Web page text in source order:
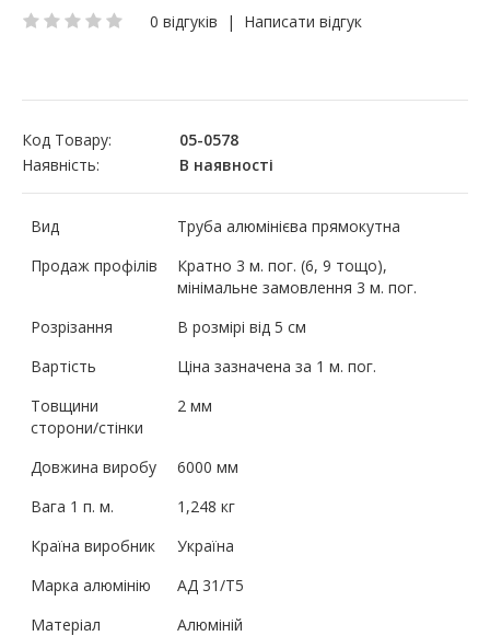
0 відгуків | Написати відгук
Код Товару:
05-0578
Наявність:
В наявності
Вид
Труба алюмінієва прямокутна
Продаж профілів
Кратно 3 м. пог. (6, 9 тощо),
мінімальне замовлення 3 м. пог.
Розрізання
В розмірі від 5 см
Вартість
Ціна зазначена за 1 м. пог.
Товщини
сторони/стінки
2 мм
Довжина виробу
6000 мм
Вага 1 п. м.
1,248 кг
Країна виробник
Україна
Марка алюмінію
АД 31/Т5
Матеріал
Алюміній